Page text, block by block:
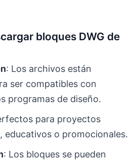
bloques DWG de
: Los archivos están
ser compatibles con
programas de diseño.
para proyectos
educativos o promocionales.
: Los bloques se pueden